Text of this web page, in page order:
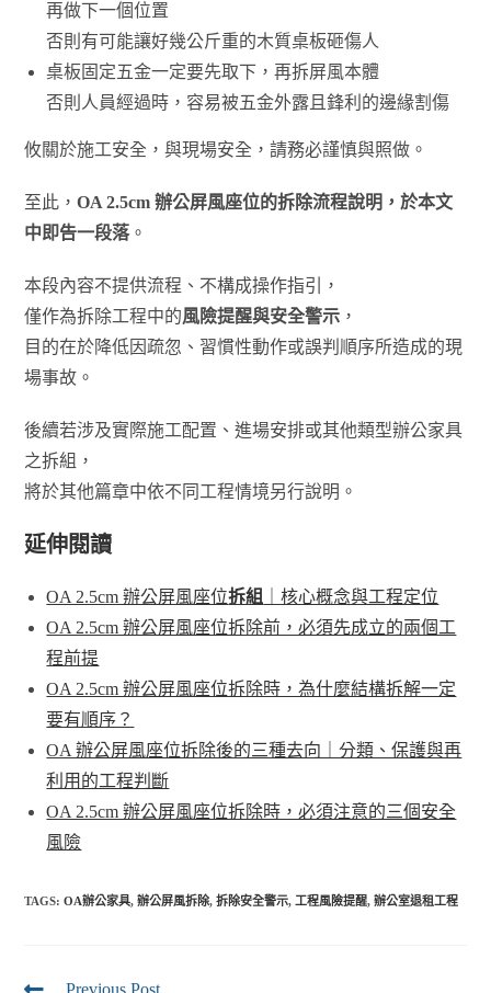
再做下一個位置
否則有可能讓好幾公斤重的木質桌板砸傷人
桌板固定五金一定要先取下，再拆屏風本體
否則人員經過時，容易被五金外露且鋒利的邊緣割傷
攸關於施工安全，與現場安全，請務必謹慎與照做。
至此，OA 2.5cm 辦公屏風座位的拆除流程說明，於本文
中即告一段落。
本段內容不提供流程、不構成操作指引，
僅作為拆除工程中的風險提醒與安全警示 ，
目的在於降低因疏忽、習慣性動作或誤判順序所造成的現
場事故。
後續若涉及實際施工配置、進場安排或其他類型辦公家具
之拆組，
將於其他篇章中依不同工程情境另行說明。
延伸閱讀
OA 2.5cm 辦公屏風座位拆組
｜核心概念與工程定位
OA 2.5cm 辦公屏風座位拆除前，必須先成立的兩個工
程前提
OA 2.5cm 辦公屏風座位拆除時，為什麼結構拆解一定
要有順序？
OA 辦公屏風座位拆除後的三種去向｜分類、保護與再
利用的工程判斷
OA 2.5cm 辦公屏風座位拆除時，必須注意的三個安全
風險
TAGS:OA辦公家具, 辦公屏風拆除, 拆除安全警示, 工程風險提醒, 辦公室退租工程
Previous Post